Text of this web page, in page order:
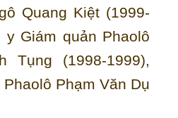
Quang Kiệt (1999-
Giám quản Phaolô
Tụng (1998-1999),
Phạm Văn Dụ